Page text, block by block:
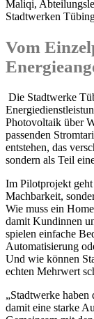
Maliqi,
Stadtwerken
Vom
Die Stadtwerke
Photovoltaik über
passenden
entstehen, das
sondern als Teil
Im Pilotprojekt geht
Machbarkeit,
Wie muss ein
damit Kundinnen
spielen einfache
Automatisierung
Und wie können
echten Mehrwert
„Stadtwerke
damit eine starke